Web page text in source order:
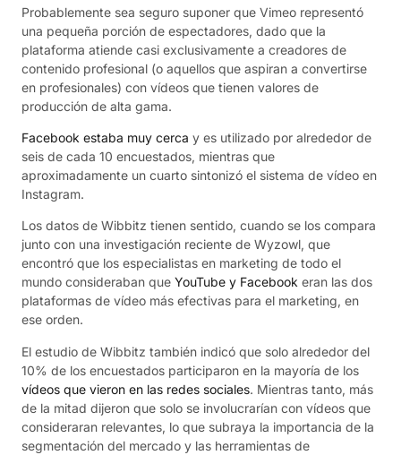
Probablemente sea seguro suponer que Vimeo representó
una pequeña porción de espectadores, dado que la
plataforma atiende casi exclusivamente a creadores de
contenido profesional (o aquellos que aspiran a convertirse
en profesionales) con vídeos que tienen valores de
producción de alta gama.
Facebook estaba muy cerca y es utilizado por alrededor de
seis de cada 10 encuestados, mientras que
aproximadamente un cuarto sintonizó el sistema de vídeo en
Instagram.
Los datos de Wibbitz tienen sentido, cuando se los compara
junto con una investigación reciente de Wyzowl, que
encontró que los especialistas en marketing de todo el
mundo consideraban que YouTube y Facebook eran las dos
plataformas de vídeo más efectivas para el marketing, en
ese orden.
El estudio de Wibbitz también indicó que solo alrededor del
10% de los encuestados participaron en la mayoría de los
vídeos que vieron en las redes sociales. Mientras tanto, más
de la mitad dijeron que solo se involucrarían con vídeos que
consideraran relevantes, lo que subraya la importancia de la
segmentación del mercado y las herramientas de